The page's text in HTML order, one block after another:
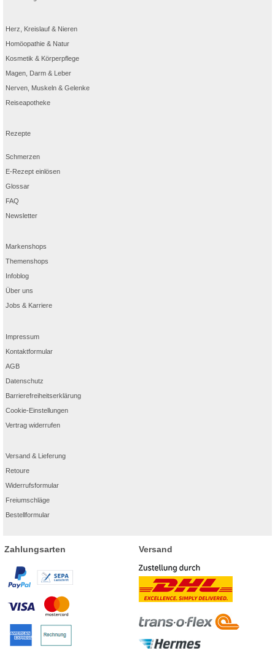
Herz, Kreislauf & Nieren
Homöopathie & Natur
Kosmetik & Körperpflege
Magen, Darm & Leber
Nerven, Muskeln & Gelenke
Reiseapotheke
Rezepte
Schmerzen
E-Rezept einlösen
Glossar
FAQ
Newsletter
Markenshops
Themenshops
Infoblog
Über uns
Jobs & Karriere
Impressum
Kontaktformular
AGB
Datenschutz
Barrierefreiheitserklärung
Cookie-Einstellungen
Vertrag widerrufen
Versand & Lieferung
Retoure
Widerrufsformular
Freiumschläge
Bestellformular
Zahlungsarten Versand